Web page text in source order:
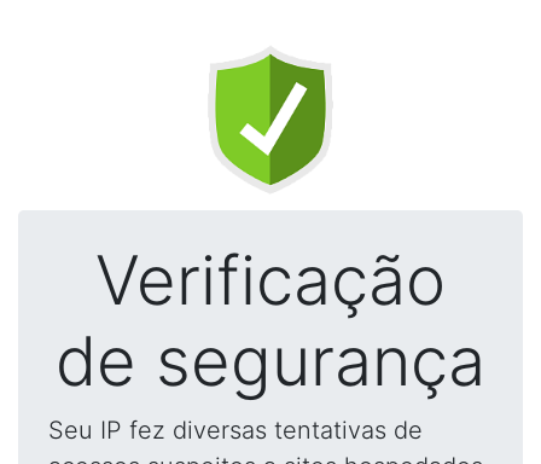
Verificação
de segurança
Seu IP fez diversas tentativas de